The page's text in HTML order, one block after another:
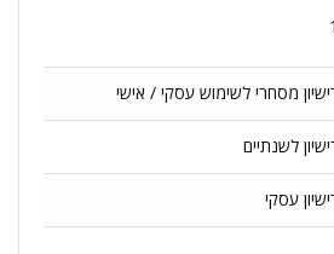
1
מסחרי לשימוש עסקי / אישי
לשנתיים
עסקי